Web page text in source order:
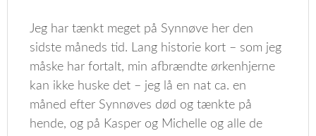
Jeg har tænkt meget på Synnøve her den
sidste måneds tid. Lang historie kort – som jeg
måske har fortalt, min afbrændte ørkenhjerne
kan ikke huske det – jeg lå en nat ca. en
måned efter Synnøves død og tænkte på
hende, og på Kasper og Michelle og alle de